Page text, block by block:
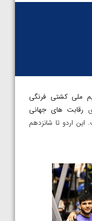
ملی کشتی فرنگی
رقابت های جهانی
اردو تا شانزدهم